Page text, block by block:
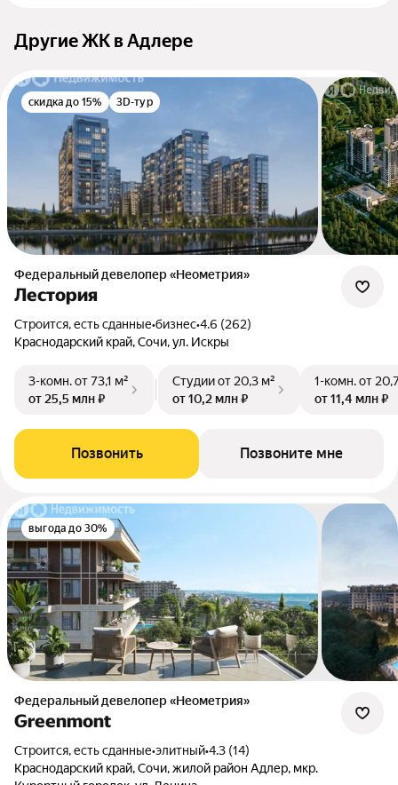
Другие ЖК в Адлере
скидка до 15% 3D-тур
Федеральный девелопер «Неометрия»
Лестория
Строится, есть сданные•бизнес•4.6 (262)
Краснодарский край, Сочи, ул. Искры
3-комн.от 73,1 м²
от 25,5 млн ₽
Студииот 20,3 м²
от 10,2 млн ₽
1-комн.от
от 11,4 млн ₽
Позвонить Позвоните мне
выгода до 30%
Федеральный девелопер «Неометрия»
Greenmont
Строится, есть сданные•элитный•4.3 (14)
Краснодарский край, Сочи, жилой район Адлер, мкр.